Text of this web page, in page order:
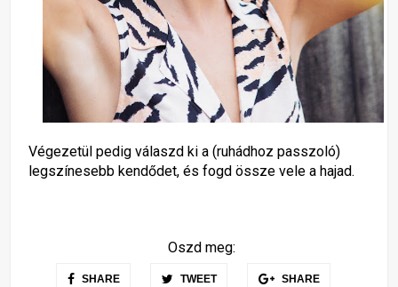
Végezetül pedig válaszd ki a (ruhádhoz passzoló)
legszínesebb kendődet, és fogd össze vele a hajad.
Oszd meg:
SHARE TWEET SHARE